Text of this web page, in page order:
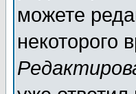
можете
некоторого